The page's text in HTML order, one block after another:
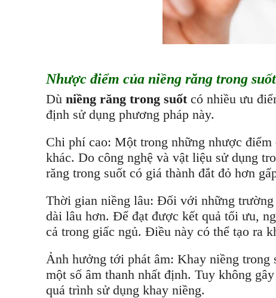
Nhược điểm của niềng răng trong
Dù niềng răng trong suốt có nhiều ưu
định sử dụng phương pháp này.
Chi phí cao: Một trong những nhược điểm
khác. Do công nghệ và vật liệu sử dụng
răng trong suốt có giá thành đắt đỏ hơn
Thời gian niềng lâu: Đối với những trường
dài lâu hơn. Để đạt được kết quả tối ưu,
cả trong giấc ngủ. Điều này có thể tạo ra
Ảnh hưởng tới phát âm: Khay niềng trong
một số âm thanh nhất định. Tuy không
quá trình sử dụng khay niềng.